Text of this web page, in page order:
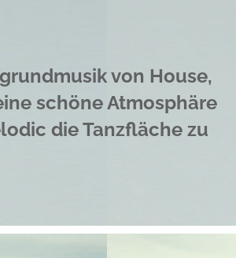
von House,
schöne Atmosphäre
die Tanzfläche zu